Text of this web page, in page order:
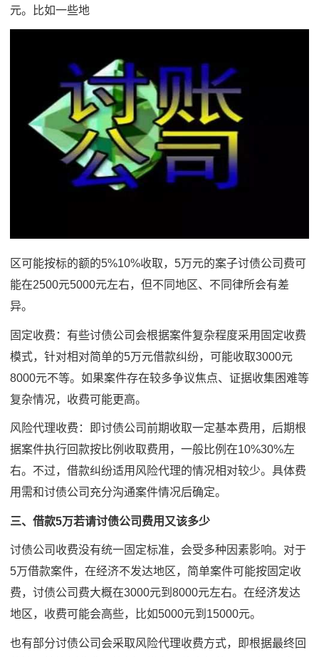
元。比如一些地
区可能按标的额的5%10%收取，5万元的案子讨债公司费可
能在2500元5000元左右，但不同地区、不同律所会有差
异。
固定收费：有些讨债公司会根据案件复杂程度采用固定收费
模式，针对相对简单的5万元借款纠纷，可能收取3000元
8000元不等。如果案件存在较多争议焦点、证据收集困难等
复杂情况，收费可能更高。
风险代理收费：即讨债公司前期收取一定基本费用，后期根
据案件执行回款按比例收取费用，一般比例在10%30%左
右。不过，借款纠纷适用风险代理的情况相对较少。具体费
用需和讨债公司充分沟通案件情况后确定。
三、借款5万若请讨债公司费用又该多少
讨债公司收费没有统一固定标准，会受多种因素影响。对于
5万借款案件，在经济不发达地区，简单案件可能按固定收
费，讨债公司费大概在3000元到8000元左右。在经济发达
地区，收费可能会高些，比如5000元到15000元。
也有部分讨债公司会采取风险代理收费方式，即根据最终回